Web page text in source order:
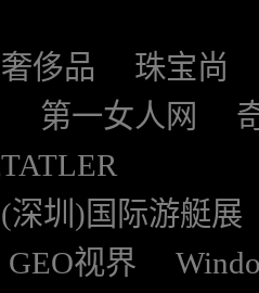
侈品
珠宝尚
第一女人网
深圳)国际游艇展
GEO视界